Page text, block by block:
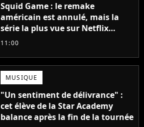
Squid Game : le remake
américain est annulé, mais la
série la plus vue sur Netflix
pourrait avoir une version
11:00
MUSIQUE
"Un sentiment de délivrance" :
cet élève de la Star Academy
balance après la fin de la tournée